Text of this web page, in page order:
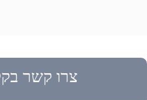
צרו קשר